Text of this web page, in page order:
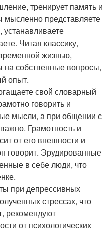
тренирует память и
мысленно представляете
устанавливаете
Читая классику,
жизнью,
на собственные вопросы,
опыт.
свой словарный
говорить и
мысли, а при общении с
Грамотность и
от его внешности и
говорит. Эрудированные
в себе люди, что
при депрессивных
стрессах, что
рекомендуют
от психологических